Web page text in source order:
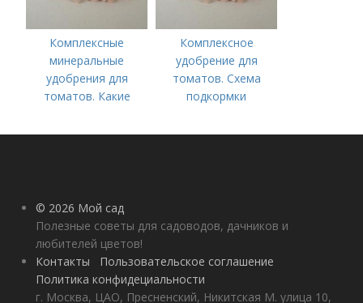
Комплексные
минеральные
удобрения для
томатов. Какие
используются для
Комплексное
удобрение для
томатов. Схема
подкормки
рассады до сбора
© 2026 Мой сад
Полезные советы для садоводов, дачников и
любителей цветов!
Контакты
Пользовательское соглашение
Политика конфидециальности
г. Москва, ЦАО, Пресненский, Никитская М. улица 10,